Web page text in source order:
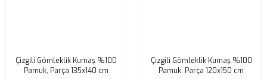
Çizgili Gömleklik Kumaş %100
Pamuk, Parça 135x140 cm
Çizgili Gömleklik Kumaş %100
Pamuk, Parça 120x150 cm